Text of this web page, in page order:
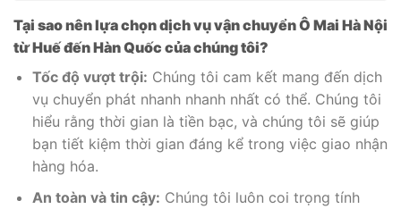
Tại sao nên lựa chọn dịch vụ vận chuyển Ô Mai Hà Nội
từ Huế đến Hàn Quốc của chúng tôi?
Tốc độ vượt trội: Chúng tôi cam kết mang đến dịch
vụ chuyển phát nhanh nhanh nhất có thể. Chúng tôi
hiểu rằng thời gian là tiền bạc, và chúng tôi sẽ giúp
bạn tiết kiệm thời gian đáng kể trong việc giao nhận
hàng hóa.
An toàn và tin cậy: Chúng tôi luôn coi trọng tính